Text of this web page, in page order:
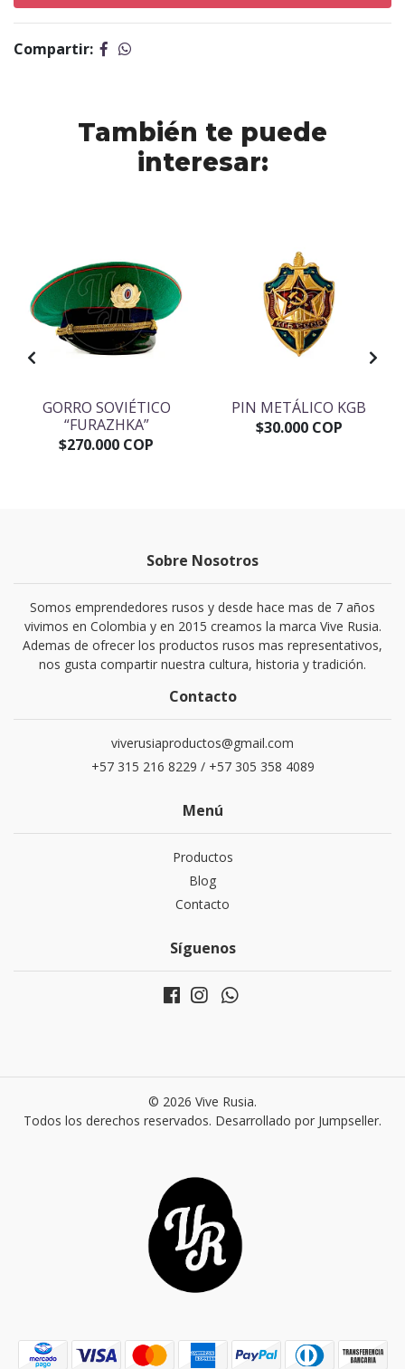
Compartir:
También te puede
interesar:
GORRO SOVIÉTICO
“FURAZHKA”
$270.000 COP
PIN METÁLICO KGB
$30.000 COP
Sobre Nosotros
Somos emprendedores rusos y desde hace mas de 7 años
vivimos en Colombia y en 2015 creamos la marca Vive Rusia.
Ademas de ofrecer los productos rusos mas representativos,
nos gusta compartir nuestra cultura, historia y tradición.
Contacto
viverusiaproductos@gmail.com
+57 315 216 8229 / +57 305 358 4089
Menú
Productos
Blog
Contacto
Síguenos
© 2026 Vive Rusia.
Todos los derechos reservados. Desarrollado por Jumpseller.